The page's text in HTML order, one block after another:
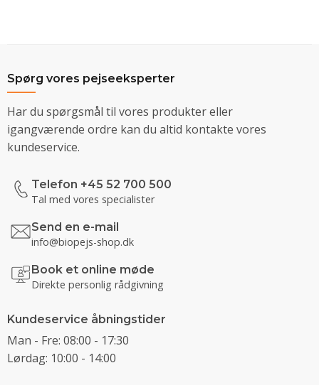
Spørg vores pejseeksperter
Har du spørgsmål til vores produkter eller
igangværende ordre kan du altid kontakte vores
kundeservice.
Telefon +45 52 700 500
Tal med vores specialister
Send en e-mail
info@biopejs-shop.dk
Book et online møde
Direkte personlig rådgivning
Kundeservice åbningstider
Man - Fre: 08:00 - 17:30
Lørdag: 10:00 - 14:00